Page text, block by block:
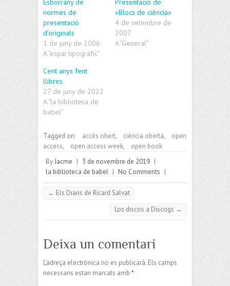
normes de
presentació
d’originals
1 de juny de 2006
A "espai tipogràfic"
«Blocs de ciència»
4 de setembre de
2007
A "General"
Cent anys fent
llibres
27 de juny de 2022
A "la biblioteca de
babel"
Tagged on: accés obert, ciència oberta,
open
access, open access week,
open book
ByJacme | 3 de novembre de 2019 |
la biblioteca de babel | No Comments |
← Els Diaris de Ricard Salvat
Los discos a Discogs →
Deixa un comentari
L'adreça electrònica no es publicarà. Els camps
necessaris estan marcats amb *